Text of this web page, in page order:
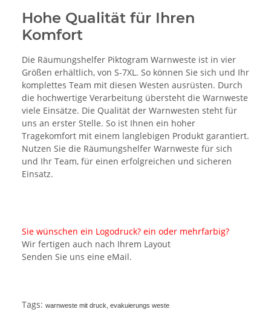
Hohe Qualität für Ihren
Komfort
Die Räumungshelfer Piktogram Warnweste ist in vier
Größen erhältlich, von S-7XL. So können Sie sich und Ihr
komplettes Team mit diesen Westen ausrüsten. Durch
die hochwertige Verarbeitung übersteht die Warnweste
viele Einsätze. Die Qualität der Warnwesten steht für
uns an erster Stelle. So ist Ihnen ein hoher
Tragekomfort mit einem langlebigen Produkt garantiert.
Nutzen Sie die Räumungshelfer Warnweste für sich
und Ihr Team, für einen erfolgreichen und sicheren
Einsatz.
Sie wünschen ein Logodruck? ein oder mehrfarbig?
Wir fertigen auch nach Ihrem Layout
Senden Sie uns eine eMail.
Tags: warnweste mit druck, evakuierungs weste